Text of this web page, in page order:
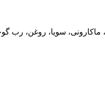
ماکارونی، سویا، روغن،